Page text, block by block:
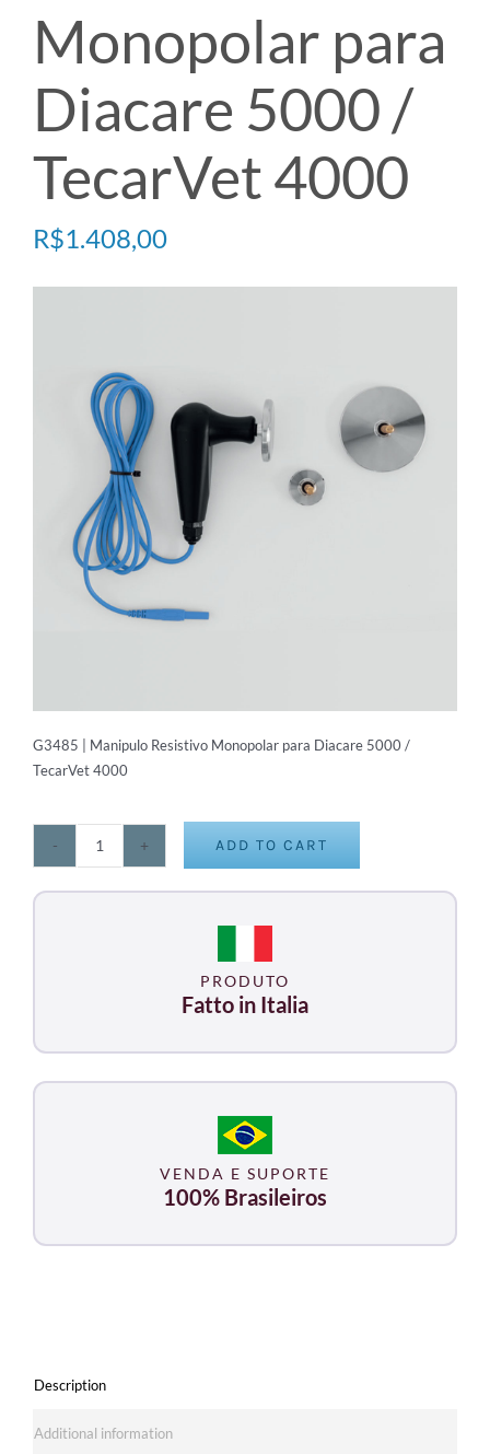
TECARTERAPIA
ULTRASOM
ACESSÓRIOS
Monopolar para
Diacare 5000 /
TecarVet 4000
R$1.408,00
G3485 | Manipulo Resistivo Monopolar para Diacare 5000 /
TecarVet 4000
Manipulo
4000
quantity
ADD TO CART
PRODUTO
Fatto in Italia
VENDA E SUPORTE
100% Brasileiros
Description
Additional information